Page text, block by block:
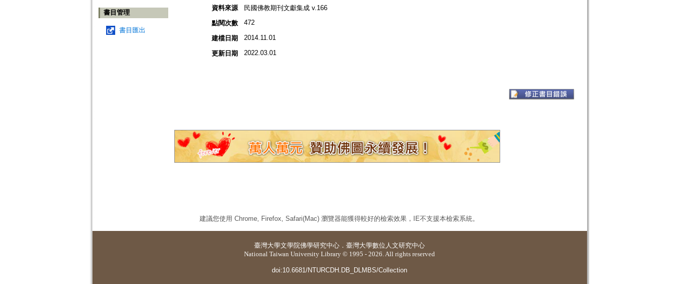
書目管理
書目匯出
資料來源
民國佛教期刊文獻集成 v.166
點閱次數
472
建檔日期 2014.11.01
更新日期 2022.03.01
建議您使用 Chrome, Firefox, Safari(Mac) 瀏覽器能獲得較好的檢索效果，IE不支援本檢索系統。
臺灣大學文學院佛學研究中心 ． 臺灣大學數位人文研究中心
National Taiwan University Library © 1995 - 2026. All rights reserved
doi:10.6681/NTURCDH.DB_DLMBS/Collection